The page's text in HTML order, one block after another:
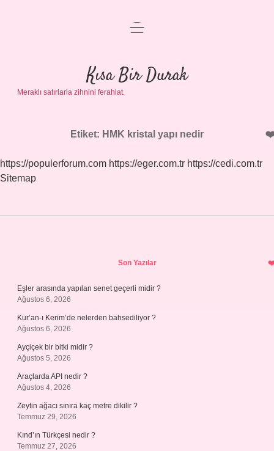
Anasayfa
Gizlilik Politikası
Yasal Uyarı
menüyü
Kısa Bir Durak
Meraklı satırlarla zihnini ferahlat.
Etiket: HMK kristal yapı nedir
https://populerforum.com https://eger.com.tr https://cedi.com.tr
Sitemap
Son Yazılar
Eşler arasında yapılan senet geçerli midir ?
Ağustos 6, 2026
Kur’an-ı Kerim’de nelerden bahsediliyor ?
Ağustos 6, 2026
Ayçiçek bir bitki midir ?
Ağustos 5, 2026
Araçlarda API nedir ?
Ağustos 4, 2026
Zeytin ağacı sınıra kaç metre dikilir ?
Temmuz 29, 2026
Kınd’ın Türkçesi nedir ?
Temmuz 27, 2026